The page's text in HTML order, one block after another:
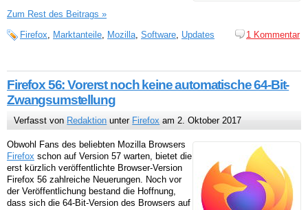
Zum Rest des Beitrags »
Firefox
Marktanteile Mozilla Software Updates 1 Kommentar
Firefox 56: Vorerst noch keine automatische 64-Bit-
Zwangsumstellung
Verfasst von Redaktion unter Firefox am 2. Oktober 2017
Obwohl Fans des beliebten Mozilla Browsers
Firefox schon auf Version 57 warten, bietet die
erst kürzlich veröffentlichte Browser-Version
Firefox 56 zahlreiche Neuerungen. Noch vor
der Veröffentlichung bestand die Hoffnung,
dass sich die 64-Bit-Version des Browsers auf